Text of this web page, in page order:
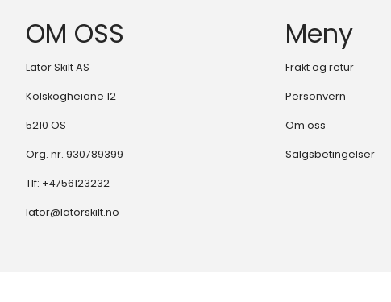
OM OSS
Lator Skilt AS
Kolskogheiane 12
5210 OS
Org. nr. 930789399
Tlf: +4756123232
lator@latorskilt.no
Meny
Frakt og retur
Personvern
Om oss
Salgsbetingelser